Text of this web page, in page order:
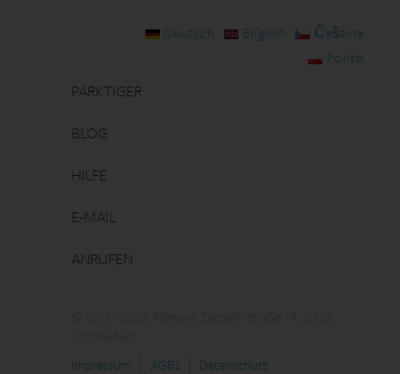
Deutsch English
Čeština
Polish
PARKTIGER
BLOG
HILFE
E-MAIL
ANRUFEN
Impressum
AGBs Datenschutz